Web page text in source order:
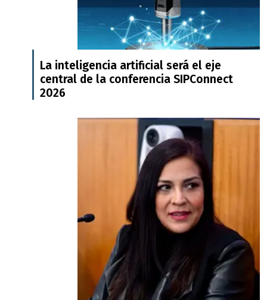
La inteligencia artificial será el eje
central de la conferencia SIPConnect
2026